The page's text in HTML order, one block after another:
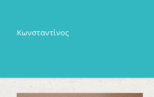
Κωνσταντίνος